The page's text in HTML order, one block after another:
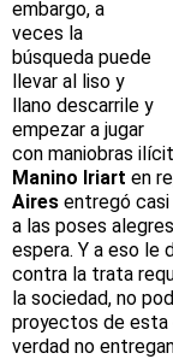
embargo, a
veces la
búsqueda puede
llevar al liso y
llano descarrile y
empezar a jugar
con maniobras
Manino Iriart en
Aires entregó casi
a las poses
espera. Y a eso le
contra la trata
la sociedad, no
proyectos de esta
verdad no